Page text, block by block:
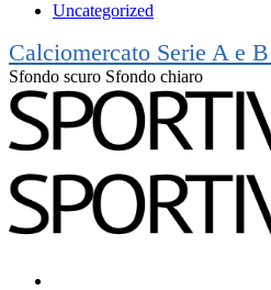
Uncategorized
Calciomercato Serie A e
Sfondo scuro Sfondo chiaro